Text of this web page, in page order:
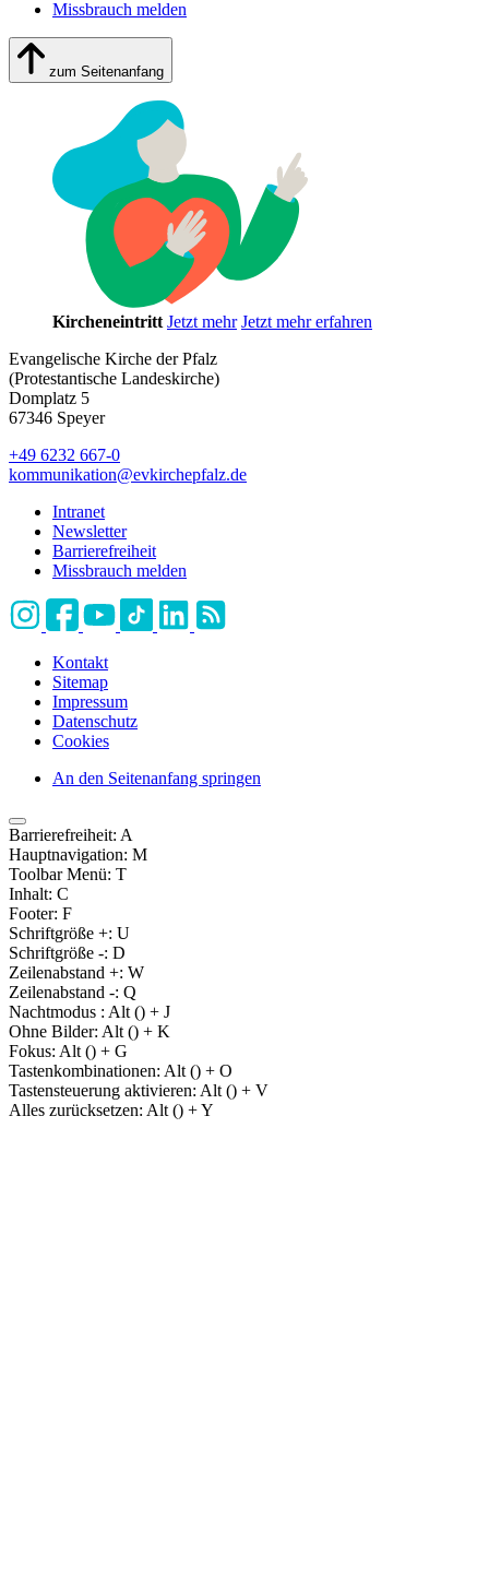
Missbrauch melden
zum Seitenanfang
Kircheneintritt Jetzt mehr Jetzt mehr erfahren
Evangelische Kirche der Pfalz
(Protestantische Landeskirche)
Domplatz 5
67346 Speyer
+49 6232 667-0
kommunikation@evkirchepfalz.de
Intranet
Newsletter
Barrierefreiheit
Missbrauch melden
Kontakt
Sitemap
Impressum
Datenschutz
Cookies
An den Seitenanfang springen
Barrierefreiheit: A
Hauptnavigation: M
Toolbar Menü: T
Inhalt: C
Footer: F
Schriftgröße +: U
Schriftgröße -: D
Zeilenabstand +: W
Zeilenabstand -: Q
Nachtmodus : Alt () + J
Ohne Bilder: Alt () + K
Fokus: Alt () + G
Tastenkombinationen: Alt () + O
Tastensteuerung aktivieren: Alt () + V
Alles zurücksetzen: Alt () + Y